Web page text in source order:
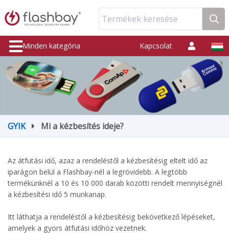
Termékek keresése
Minden kategória Kapcsolat
GYIK Mi a kézbesítés ideje?
Az átfutási idő, azaz a rendeléstől a kézbesítésig eltelt idő az
iparágon belül a Flashbay-nél a legrövidebb. A legtöbb
termékünknél a 10 és 10 000 darab közötti rendelt mennyiségnél
a kézbesítési idő 5 munkanap.
Itt láthatja a rendeléstől a kézbesítésig bekövetkező lépéseket,
amelyek a gyors átfutási időhöz vezetnek.